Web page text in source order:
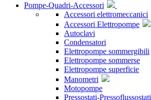
Pompe-Quadri-Accessori
Accessori elettromeccanici
Accessori Elettropompe
Autoclavi
Condensatori
Elettropompe sommergibili
Elettropompe sommerse
Elettropompe superficie
Manometri
Motopompe
Pressostati-Pressoflussostati